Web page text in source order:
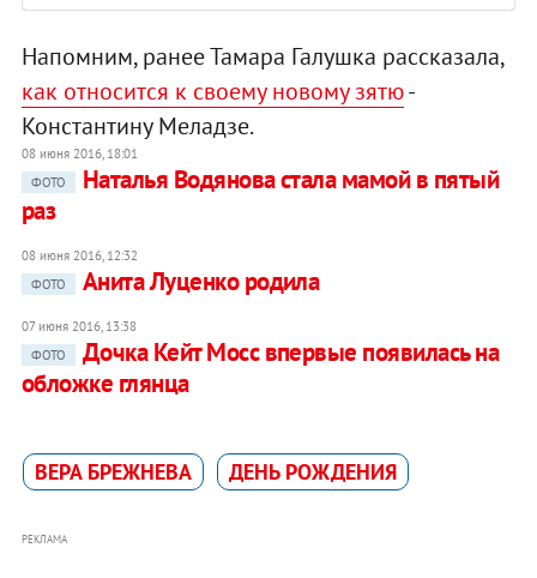
Напомним, ранее Тамара Галушка рассказала,
как относится к своему новому зятю-
Константину Меладзе.
08 июня 2016, 18:01
ФОТО
Наталья Водянова стала мамой в пятый
раз
08 июня 2016, 12:32
ФОТО
Анита Луценко родила
07 июня 2016, 13:38
ФОТО
Дочка Кейт Мосс впервые появилась на
обложке глянца
ВЕРА БРЕЖНЕВА ДЕНЬ РОЖДЕНИЯ
РЕКЛАМА